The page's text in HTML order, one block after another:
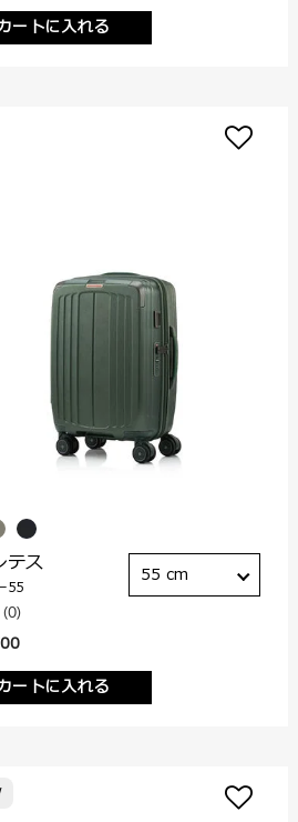
ートに入れる
ートに入れる
テス
55
(0)
55 cm